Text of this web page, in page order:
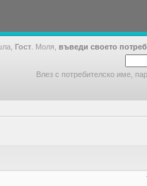
Гост . Моля, въведи своето
Влез с потребителско име,